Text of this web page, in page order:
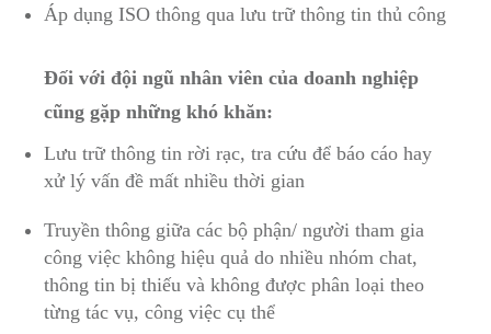
Áp dụng ISO thông qua lưu trữ thông tin thủ công
Đối với đội ngũ nhân viên của doanh nghiệp
cũng gặp những khó khăn:
Lưu trữ thông tin rời rạc, tra cứu để báo cáo hay
xử lý vấn đề mất nhiều thời gian
Truyền thông giữa các bộ phận/ người tham gia
công việc không hiệu quả do nhiều nhóm chat,
thông tin bị thiếu và không được phân loại theo
từng tác vụ, công việc cụ thể